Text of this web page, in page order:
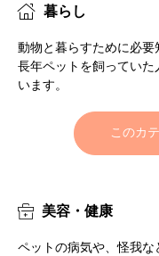
暮らし
動物と暮らすために必
長年ペットを飼ってい
います。
このカ
美容・健康
ペットの病気や、怪我